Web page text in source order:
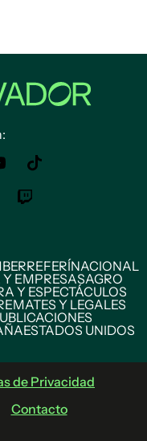
REFERÍNACIONAL
EMPRESASAGRO
Y ESPECTÁCULOS
Y LEGALES
ESTADOS UNIDOS
de Privacidad
Contacto